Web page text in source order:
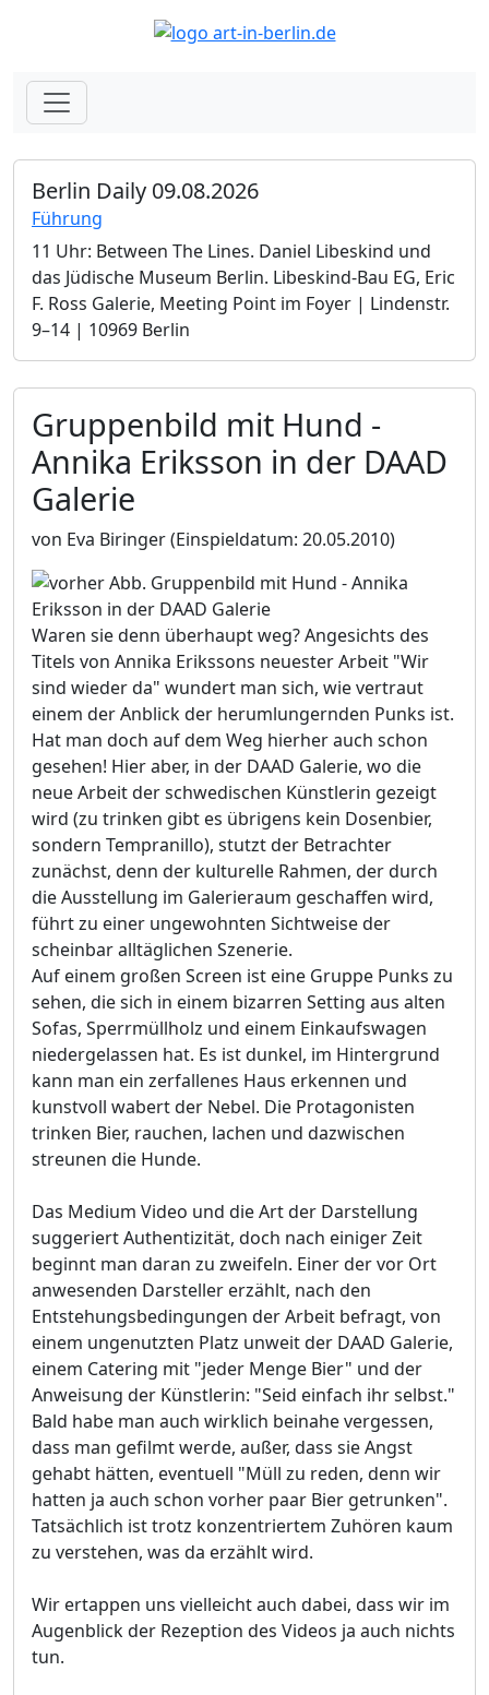
Berlin Daily 09.08.2026
Führung
11 Uhr: Between The Lines. Daniel Libeskind und
das Jüdische Museum Berlin.­ Libeskind-Bau EG, Eric
F. Ross Galerie, Meeting Point im Foyer | Lindenstr.
9–14 | 10969 Berlin
Gruppenbild mit Hund -
Annika Eriksson in der DAAD
Galerie
von Eva Biringer(Einspieldatum: 20.05.2010)
Waren sie denn überhaupt weg? Angesichts des
Titels von Annika Erikssons neuester Arbeit "Wir
sind wieder da" wundert man sich, wie vertraut
einem der Anblick der herumlungernden Punks ist.
Hat man doch auf dem Weg hierher auch schon
gesehen! Hier aber, in der DAAD Galerie, wo die
neue Arbeit der schwedischen Künstlerin gezeigt
wird (zu trinken gibt es übrigens kein Dosenbier,
sondern Tempranillo), stutzt der Betrachter
zunächst, denn der kulturelle Rahmen, der durch
die Ausstellung im Galerieraum geschaffen wird,
führt zu einer ungewohnten Sichtweise der
scheinbar alltäglichen Szenerie.
Auf einem großen Screen ist eine Gruppe Punks zu
sehen, die sich in einem bizarren Setting aus alten
Sofas, Sperrmüllholz und einem Einkaufswagen
niedergelassen hat. Es ist dunkel, im Hintergrund
kann man ein zerfallenes Haus erkennen und
kunstvoll wabert der Nebel. Die Protagonisten
trinken Bier, rauchen, lachen und dazwischen
streunen die Hunde.
Das Medium Video und die Art der Darstellung
suggeriert Authentizität, doch nach einiger Zeit
beginnt man daran zu zweifeln. Einer der vor Ort
anwesenden Darsteller erzählt, nach den
Entstehungsbedingungen der Arbeit befragt, von
einem ungenutzten Platz unweit der DAAD Galerie,
einem Catering mit "jeder Menge Bier" und der
Anweisung der Künstlerin: "Seid einfach ihr selbst."
Bald habe man auch wirklich beinahe vergessen,
dass man gefilmt werde, außer, dass sie Angst
gehabt hätten, eventuell "Müll zu reden, denn wir
hatten ja auch schon vorher paar Bier getrunken".
Tatsächlich ist trotz konzentriertem Zuhören kaum
zu verstehen, was da erzählt wird.
Wir ertappen uns vielleicht auch dabei, dass wir im
Augenblick der Rezeption des Videos ja auch nichts
tun.